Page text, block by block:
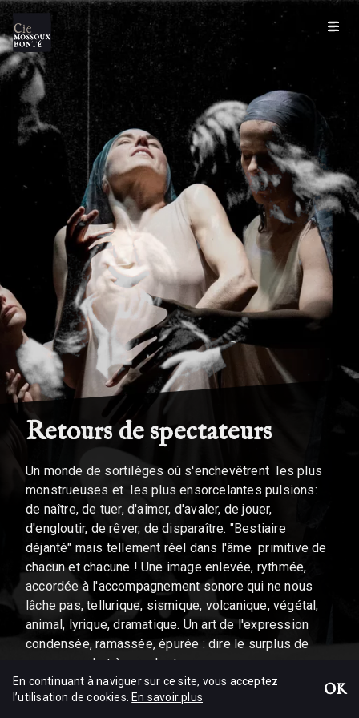
En continuant à naviguer sur ce site, vous acceptez
l’utilisation de cookies. En savoir plus OK
Retours de spectateurs
Un monde de sortilèges où s'enchevêtrent les plus
monstrueuses et les plus ensorcelantes pulsions:
de naître, de tuer, d'aimer, d'avaler, de jouer,
d'engloutir, de rêver, de disparaître. "Bestiaire
déjanté" mais tellement réel dans l'âme primitive de
chacun et chacune ! Une image enlevée, rythmée,
accordée à l'accompagnement sonore qui ne nous
lâche pas, tellurique, sismique, volcanique, végétal,
animal, lyrique, dramatique. Un art de l'expression
condensée, ramassée, épurée : dire le surplus de
sens avec de très modestes moyens.
Jean Florence, Psychanalyste